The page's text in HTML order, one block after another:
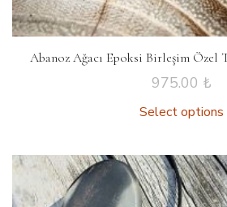
Abanoz Ağacı Epoksi Birleşim Özel
975.00 ₺
Select options